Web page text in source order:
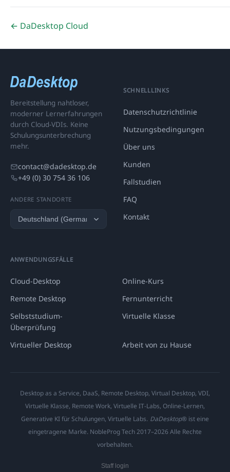
← DaDesktop Cloud
Bereitstellung nahtloser,
moderner Lernerfahrungen
durch Cloud-VDIs. Keine
Schulungsunterbrechung
mehr.
contact@dadesktop.de
+49 (0) 30 754 36 106
ANDERE STANDORTE
SCHNELLLINKS
Datenschutzrichtlinie
Nutzungsbedingungen
Über uns
Kunden
Fallstudien
FAQ
Kontakt
ANWENDUNGSFÄLLE
Cloud-Desktop
Online-Kurs
Remote Desktop
Fernunterricht
Selbststudium-
Überprüfung
Virtuelle Klasse
Virtueller Desktop Arbeit von zu Hause
Desktop as a Service, DaaS, Remote Desktop, Virtual Desktop, VDI,
Virtuelle Klasse, Remote Work, Virtuelle IT-Labs, Online-Lernen,
Generative KI für Schulungen, Virtuelle Labs. DaDesktop® ist eine
eingetragene Marke. NobleProg Tech 2017–2026 Alle Rechte
vorbehalten.
Staff login